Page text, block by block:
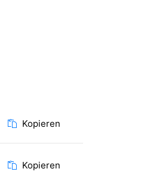
Kopieren
Kopieren